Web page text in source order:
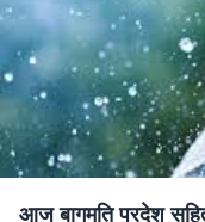
आज बागमति प्रदेश सहित